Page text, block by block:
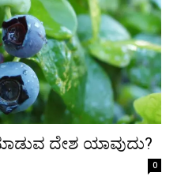
ದೇಶ ಯಾವುದು?
0